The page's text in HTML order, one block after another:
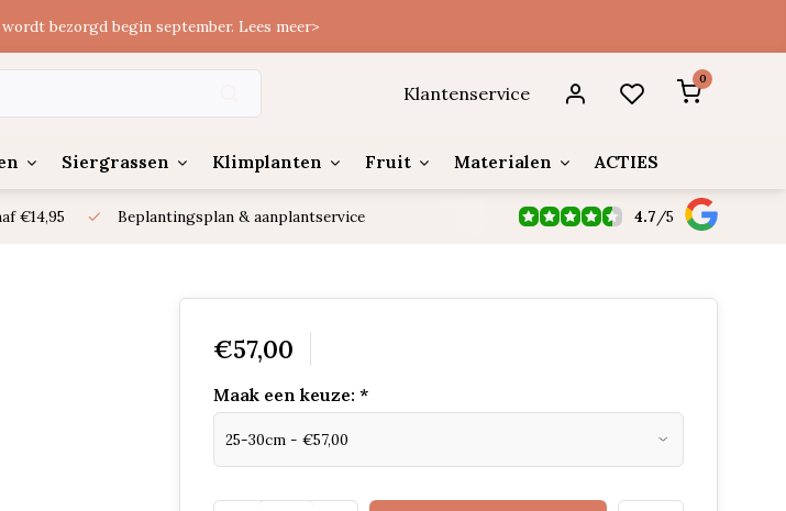
bezorgd begin september. Lees meer>
Klantenservice
0
Siergrassen Klimplanten Fruit Materialen ACTIES
€14,95 Beplantingsplan & aanplantservice 4.7 /5
€57,00
Maak een keuze: *